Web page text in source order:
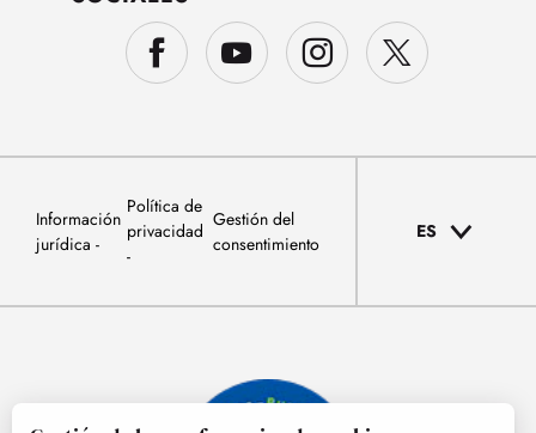
Información
jurídica
Política de
privacidad
Gestión del
consentimiento
ES